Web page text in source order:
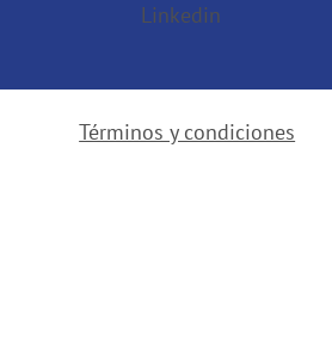
Linkedin
Términos y condiciones